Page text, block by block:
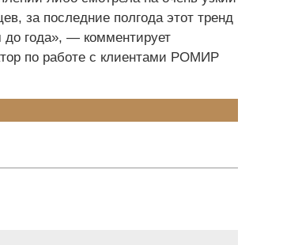
за последние полгода этот тренд
года», — комментирует
по работе с клиентами РОМИР